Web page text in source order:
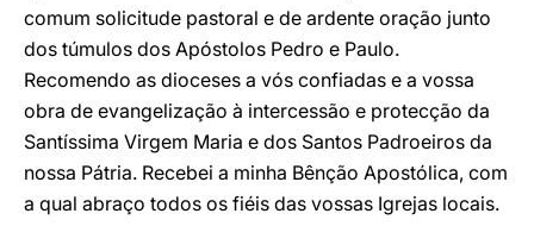
comum solicitude pastoral e de ardente oração junto
dos túmulos dos Apóstolos Pedro e Paulo.
Recomendo as dioceses a vós confiadas e a vossa
obra de evangelização à intercessão e protecção da
Santíssima Virgem Maria e dos Santos Padroeiros da
nossa Pátria. Recebei a minha Bênção Apostólica, com
a qual abraço todos os fiéis das vossas Igrejas locais.